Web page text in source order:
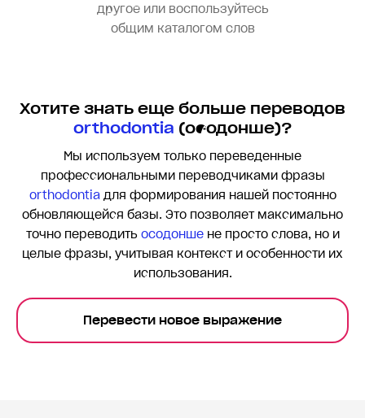
другое или воспользуйтесь
общим каталогом слов
Хотите знать еще больше переводов
orthodontia (осодонше)?
Мы используем только переведенные
профессиональными переводчиками фразы
orthodontiaдля формирования нашей постоянно
обновляющейся базы. Это позволяет максимально
точно переводить осодоншене просто слова, но и
целые фразы, учитывая контекст и особенности их
использования.
Перевести новое выражение